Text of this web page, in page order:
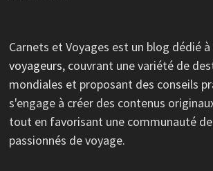
Carnets et Voyages est un blog dédié
voyageurs, couvrant une variété de
mondiales et proposant des conseils
s'engage à créer des contenus
tout en favorisant une communauté
passionnés de voyage.